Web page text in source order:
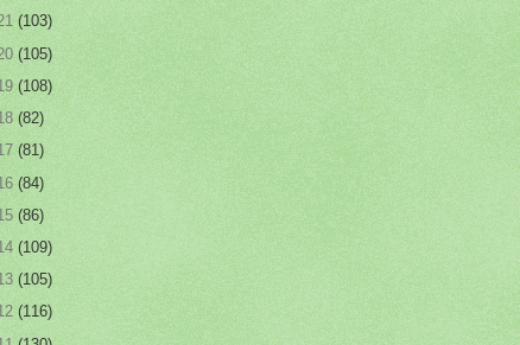
(103)
(105)
(108)
(82)
(81)
(84)
(86)
(109)
(105)
(116)